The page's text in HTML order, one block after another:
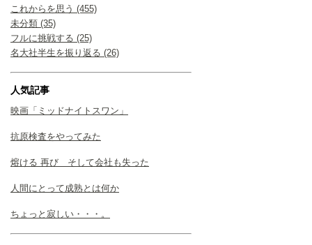
これからを思う (455)
未分類 (35)
フルに挑戦する (25)
名大社半生を振り返る (26)
人気記事
映画「ミッドナイトスワン」
抗原検査をやってみた
熔ける 再び そして会社も失った
人間にとって成熟とは何か
ちょっと寂しい・・・。